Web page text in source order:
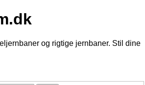
og rigtige jernbaner. Stil dine